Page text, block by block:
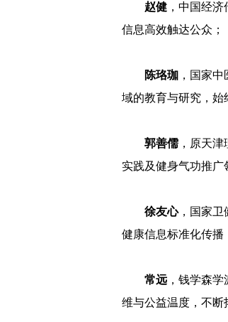
赵健 ，中国经
信息高效触达公众；
陈珞珈 ，国家
域的教育与研究，始
郭善儒 ，原天
实践及健身气功推广
徐友心，国家卫
健康信息标准化传播
常远 ，钱学森
维与公益温度，不断